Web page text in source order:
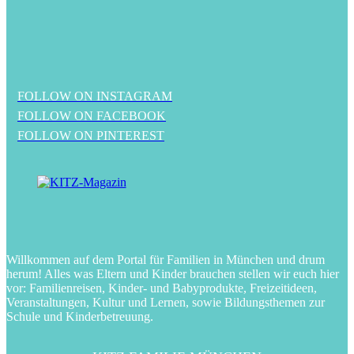
FOLLOW ON INSTAGRAM
FOLLOW ON FACEBOOK
FOLLOW ON PINTEREST
Willkommen auf dem Portal für Familien in München und drum
herum! Alles was Eltern und Kinder brauchen stellen wir euch hier
vor: Familienreisen, Kinder- und Babyprodukte, Freizeitideen,
Veranstaltungen, Kultur und Lernen, sowie Bildungsthemen zur
Schule und Kinderbetreuung.